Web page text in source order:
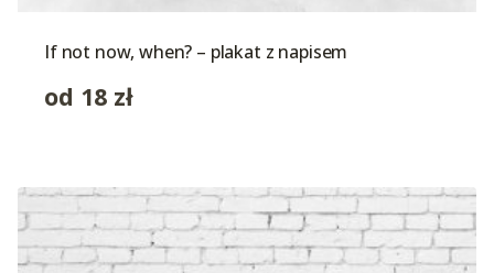
If not now, when? – plakat z napisem
od 18 zł